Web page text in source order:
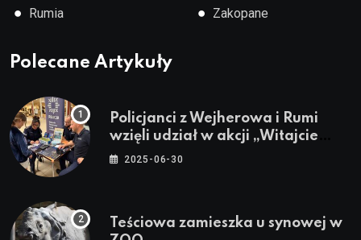
● Rumia ● Zakopane
Polecane Artykuły
Policjanci z Wejherowa i Rumi
wzięli udział w akcji „Witajcie
Wakacje”
2025-06-30
Teściowa zamieszka u synowej w